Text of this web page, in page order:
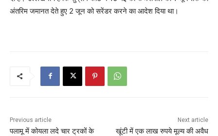
अंतरिम जमानत देते हुए 2 जून को सरेंडर करने का आदेश दिया था।
Previous article
पलामू में कोयला लदे चार ट्रकों के
Next article
खूंटी में एक लाख रुपये मूल्य की अवैध